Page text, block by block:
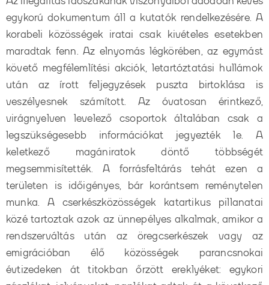
egykorú dokumentum áll a kutatók rendelkezésére. A
korabeli közösségek iratai csak kivételes esetekben
maradtak fenn. Az elnyomás légkörében, az egymást
követő megfélemlítési akciók, letartóztatási hullámok
után az írott feljegyzések puszta birtoklása is
veszélyesnek számított. Az óvatosan érintkező,
virágnyelven levelező csoportok általában csak a
legszükségesebb információkat jegyezték le. A
keletkező magániratok döntő többségét
megsemmisítették. A forrásfeltárás tehát ezen a
területen is időigényes, bár korántsem reménytelen
munka. A cserkészközösségek katartikus pillanatai
közé tartoztak azok az ünnepélyes alkalmak, amikor a
rendszerváltás után az öregcserkészek vagy az
emigrációban élő közösségek parancsnokai
évtizedeken át titokban őrzött ereklyéket: egykori